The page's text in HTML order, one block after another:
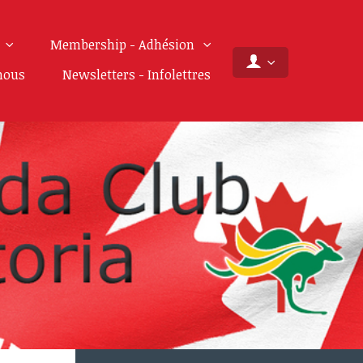
Membership - Adhésion
Newsletters - Infolettres